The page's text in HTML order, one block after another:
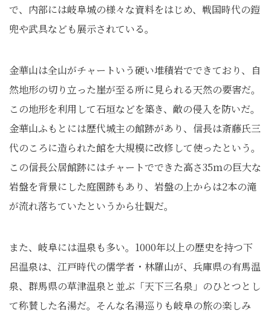
で、内部には岐阜城の様々な資料をはじめ、戦国時代の鎧
兜や武具なども展示されている。
金華山は全山がチャートいう硬い堆積岩でできており、自
然地形の切り立った崖が至る所に見られる天然の要害だ。
この地形を利用して石垣などを築き、敵の侵入を防いだ。
金華山ふもとには歴代城主の館跡があり、信長は斎藤氏三
代のころに造られた館を大規模に改修して使ったという。
この信長公居館跡にはチャートでできた高さ35ｍの巨大な
岩盤を背景にした庭園跡もあり、岩盤の上からは2本の滝
が流れ落ちていたというから壮観だ。
また、岐阜には温泉も多い。1000年以上の歴史を持つ下
呂温泉は、江戸時代の儒学者・林羅山が、兵庫県の有馬温
泉、群馬県の草津温泉と並ぶ「天下三名泉」のひとつとし
て称賛した名湯だ。そんな名湯巡りも岐阜の旅の楽しみ